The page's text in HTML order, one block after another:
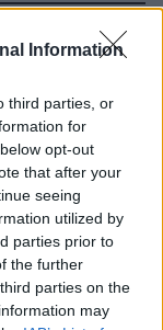
Information
third parties, or
for
opt-out
that after your
seeing
utilized by
parties prior to
the further
parties on the
may